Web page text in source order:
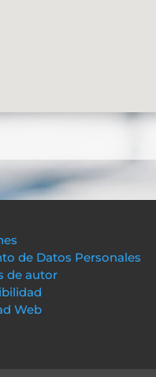
de Datos Personales
de autor
Web